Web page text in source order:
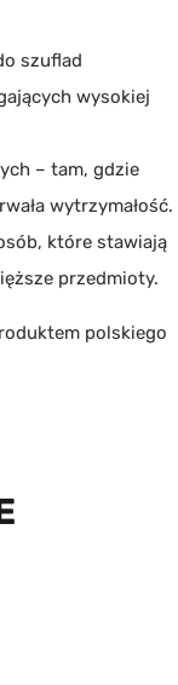
szuflad
wysokiej
– tam, gdzie
wytrzymałość.
które stawiają
przedmioty.
polskiego